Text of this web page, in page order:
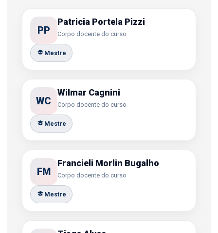
PP
Patricia Portela Pizzi
Corpo docente do curso
Mestre
WC
Wilmar Cagnini
Corpo docente do curso
Mestre
FM
Francieli Morlin Bugalho
Corpo docente do curso
Mestre